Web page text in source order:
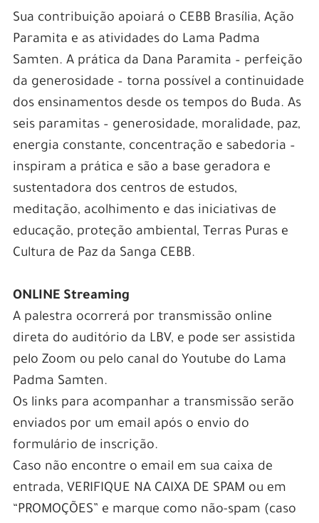
Sua contribuição apoiará o CEBB Brasília, Ação
Paramita e as atividades do Lama Padma
Samten. A prática da Dana Paramita – perfeição
da generosidade – torna possível a continuidade
dos ensinamentos desde os tempos do Buda. As
seis paramitas – generosidade, moralidade, paz,
energia constante, concentração e sabedoria –
inspiram a prática e são a base geradora e
sustentadora dos centros de estudos,
meditação, acolhimento e das iniciativas de
educação, proteção ambiental, Terras Puras e
Cultura de Paz da Sanga CEBB.
ONLINE Streaming
A palestra ocorrerá por transmissão online
direta do auditório da LBV, e pode ser assistida
pelo Zoom ou pelo canal do Youtube do Lama
Padma Samten.
Os links para acompanhar a transmissão serão
enviados por um email após o envio do
formulário de inscrição.
Caso não encontre o email em sua caixa de
entrada, VERIFIQUE NA CAIXA DE SPAM ou em
“PROMOÇÕES” e marque como não-spam (caso